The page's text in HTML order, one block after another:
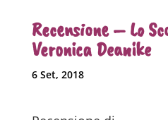
Recensione – Lo
Veronica Deanike
6 Set, 2018